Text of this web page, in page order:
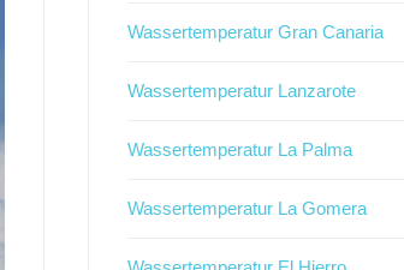
Wassertemperatur Gran Canaria
Wassertemperatur Lanzarote
Wassertemperatur La Palma
Wassertemperatur La Gomera